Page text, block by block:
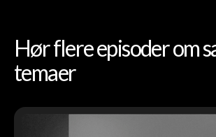
Hør flere episoder om
temaer